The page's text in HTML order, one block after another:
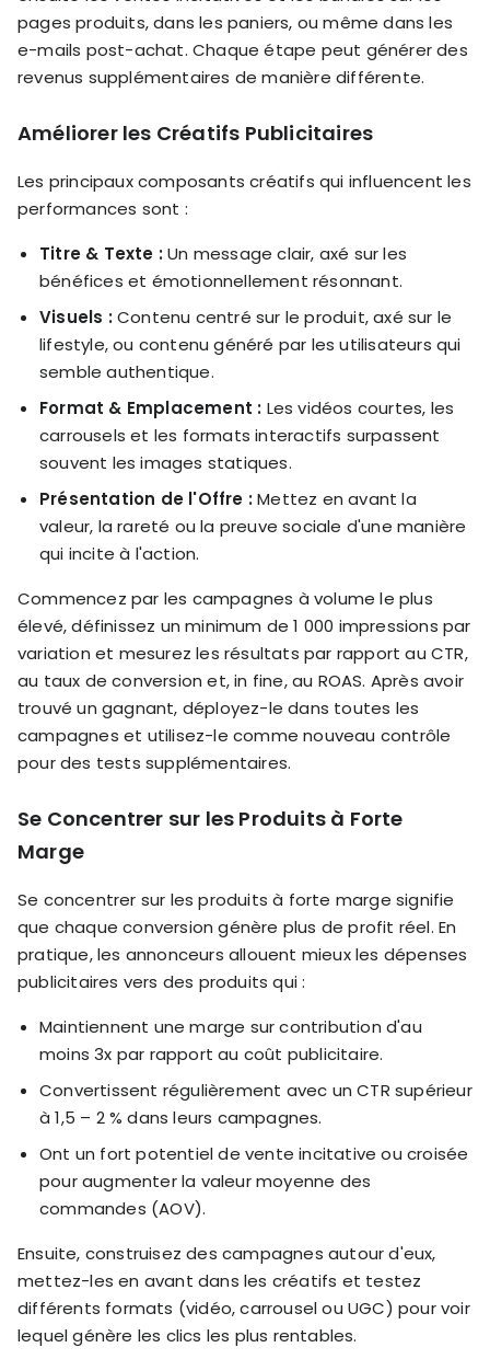
pages produits, dans les paniers, ou même dans les
e-mails post-achat. Chaque étape peut générer des
revenus supplémentaires de manière différente.
Améliorer les Créatifs Publicitaires
Les principaux composants créatifs qui influencent les
performances sont :
Titre & Texte :Un message clair, axé sur les
bénéfices et émotionnellement résonnant.
Visuels :Contenu centré sur le produit, axé sur le
lifestyle, ou contenu généré par les utilisateurs qui
semble authentique.
Format & Emplacement : Les vidéos courtes, les
carrousels et les formats interactifs surpassent
souvent les images statiques.
Présentation de l'Offre :Mettez en avant la
valeur, la rareté ou la preuve sociale d'une manière
qui incite à l'action.
Commencez par les campagnes à volume le plus
élevé, définissez un minimum de 1 000 impressions par
variation et mesurez les résultats par rapport au CTR,
au taux de conversion et, in fine, au ROAS. Après avoir
trouvé un gagnant, déployez-le dans toutes les
campagnes et utilisez-le comme nouveau contrôle
pour des tests supplémentaires.
Se Concentrer sur les Produits à Forte
Marge
Se concentrer sur les produits à forte marge signifie
que chaque conversion génère plus de profit réel. En
pratique, les annonceurs allouent mieux les dépenses
publicitaires vers des produits qui :
Maintiennent une marge sur contribution d'au
moins 3x par rapport au coût publicitaire.
Convertissent régulièrement avec un CTR supérieur
à 1,5 – 2 % dans leurs campagnes.
Ont un fort potentiel de vente incitative ou croisée
pour augmenter la valeur moyenne des
commandes (AOV).
Ensuite, construisez des campagnes autour d'eux,
mettez-les en avant dans les créatifs et testez
différents formats (vidéo, carrousel ou UGC) pour voir
lequel génère les clics les plus rentables.